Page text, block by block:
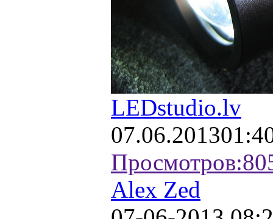
LEDstudio.lv
07.06.2013
Просмотров:
Alex Zed